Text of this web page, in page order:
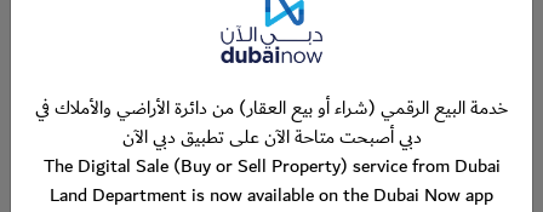
خدمة البيع الرقمي (شراء أو بيع العقار) من دائرة الأراضي والأملاك في
دبي أصبحت متاحة الآن على تطبيق دبي الآن
The Digital Sale (Buy or Sell Property) service from Dubai
Land Department is now available on the Dubai Now app